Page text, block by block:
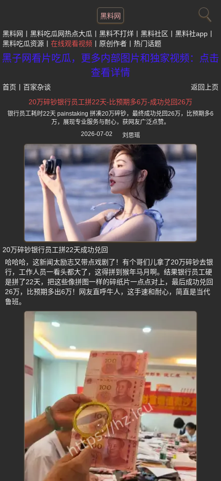
黑料网
黑料网 黑料吃瓜网热点大瓜 黑料不打烊 黑料社区
黑料社app
黑料吃瓜资源
在线观看视频 原创作者 热门话题
黑子网看片吃瓜，更多内部图片和独家视频：点击
查看详情
首页 百家杂谈
返回上页
20万碎钞银行员工拼22天-比预期多6万-成功兑回26万
银行员工耗时22天 painstaking 拼凑20万碎钞，最终成功兑回26万，比预期多6
万，展现专业服务与耐心，获网友广泛点赞。
2026-07-02
刘思瑶
20万碎钞银行员工拼22天成功兑回
哈哈哈，这新闻太励志又带点戏剧了！有个哥们儿拿了20万碎钞去银
行，工作人员一看头都大了，这得拼到猴年马月啊。结果银行员工硬
是拼了22天，把这些像拼图一样的碎纸片一点点对上，最后成功兑回
26万，比预期多出6万！网友直呼牛人，这手速和耐心，简直是当代
鲁班。